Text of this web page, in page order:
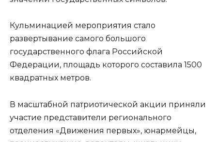
Кульминацией мероприятия стало
развертывание самого большого
государственного флага Российской
Федерации, площадь которого составила 1500
квадратных метров.
В масштабной патриотической акции приняли
участие представители регионального
отделения «Движения первых», юнармейцы,